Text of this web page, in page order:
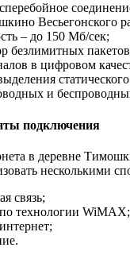
Весьегонского
– до 150 Мб/сек;
безлимитных
в цифровом
и
подключения
в деревне
несколькими
связь;
технологии WiMAX;